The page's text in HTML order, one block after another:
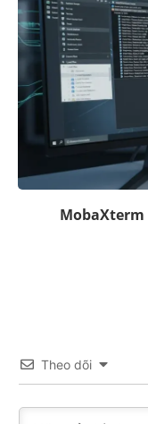
MobaXterm
Theo dõi